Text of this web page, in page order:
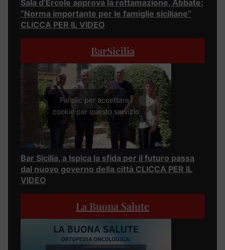
Sala d’Ercole approva la rottamazione, Abbate:
“Norma importante per le famiglie siciliane”
CLICCA PER IL VIDEO
BarSicilia
Fai clic per accettare i
cookie per questo servizio
Bar Sicilia, a Ispica la sfida per il futuro passa
dal nuovo governo della città CLICCA PER IL
VIDEO
La Buona Salute